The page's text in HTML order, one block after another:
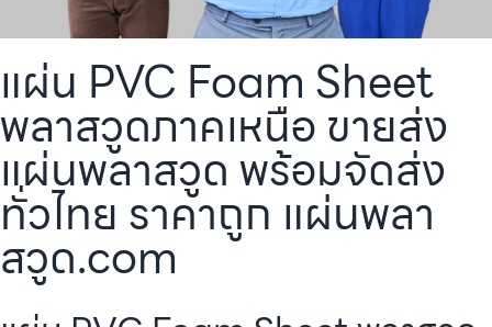
แผ่น PVC Foam Sheet
พลาสวูดภาคเหนือ ขายส่ง
แผ่นพลาสวูด พร้อมจัดส่ง
ทั่วไทย ราคาถูก แผ่นพลา
สวูด.com